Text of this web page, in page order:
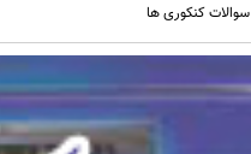
کنکوری ها